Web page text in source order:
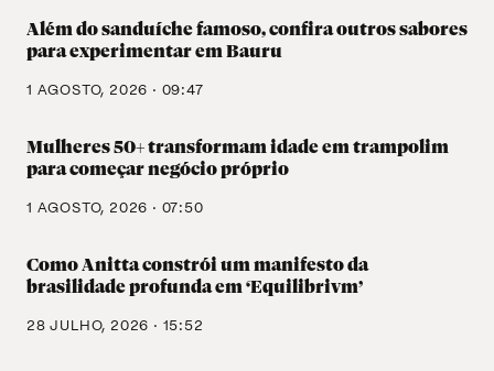
Além do sanduíche famoso, confira outros sabores
para experimentar em Bauru
1 AGOSTO, 2026 · 09:47
Mulheres 50+ transformam idade em trampolim
para começar negócio próprio
1 AGOSTO, 2026 · 07:50
Como Anitta constrói um manifesto da
brasilidade profunda em ‘Equilibrivm’
28 JULHO, 2026 · 15:52